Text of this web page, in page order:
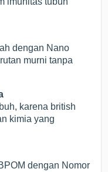
dengan Nano
murni tanpa
karena british
kimia yang
dengan Nomor